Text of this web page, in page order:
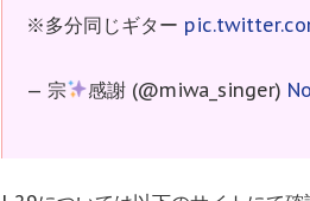
※多分同じギター
— 宗 感謝 (@miwa_singer)